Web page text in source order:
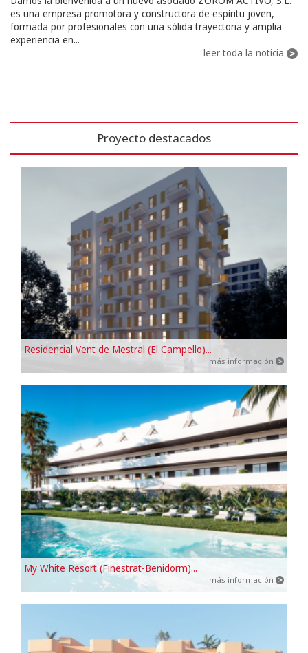
es una empresa promotora y constructora de espíritu joven,
formada por profesionales con una sólida trayectoria y amplia
experiencia en...
leer toda la noticia
Proyecto destacados
Residencial Vent de Mestral (El Campello)...
más información
My White Resort (Finestrat-Benidorm)...
más información